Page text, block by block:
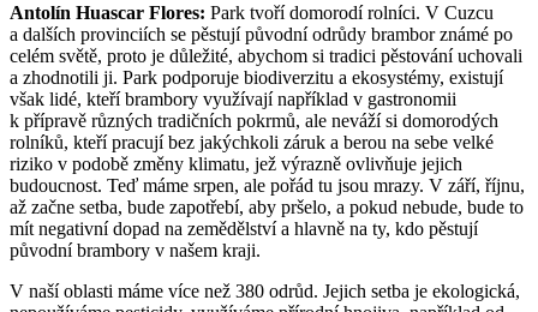
Antolín Huascar Flores: Park tvoří domorodí rolníci. V Cuzcu
a dalších provinciích se pěstují původní odrůdy brambor známé po
celém světě, proto je důležité, abychom si tradici pěstování uchovali
a zhodnotili ji. Park podporuje biodiverzitu a ekosystémy, existují
však lidé, kteří brambory využívají například v gastronomii
k přípravě různých tradičních pokrmů, ale neváží si domorodých
rolníků, kteří pracují bez jakýchkoli záruk a berou na sebe velké
riziko v podobě změny klimatu, jež výrazně ovlivňuje jejich
budoucnost. Teď máme srpen, ale pořád tu jsou mrazy. V září, říjnu,
až začne setba, bude zapotřebí, aby pršelo, a pokud nebude, bude to
mít negativní dopad na zemědělství a hlavně na ty, kdo pěstují
původní brambory v našem kraji.
V naší oblasti máme více než 380 odrůd. Jejich setba je ekologická,